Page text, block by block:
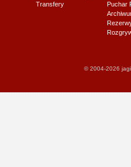
Transfery
Puchar
© 2004-2026